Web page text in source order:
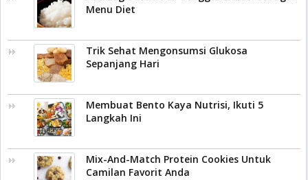
Menu Diet
Trik Sehat Mengonsumsi Glukosa
Sepanjang Hari
Membuat Bento Kaya Nutrisi, Ikuti 5
Langkah Ini
Mix-And-Match Protein Cookies Untuk
Camilan Favorit Anda